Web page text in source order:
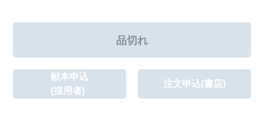
献本申込
(採用者)
注文申込(書店)